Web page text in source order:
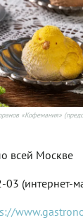
«Кофемания»
всей Москве
(интернет-